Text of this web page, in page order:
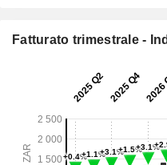
Fatturato trimestrale -